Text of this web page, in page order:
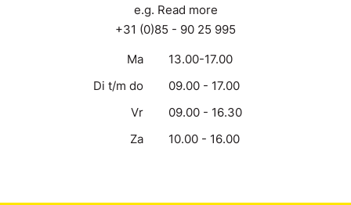
e.g. Read more
+31 (0)85 - 90 25 995
Ma
13.00-17.00
Di t/m do
09.00 - 17.00
Vr
09.00 - 16.30
Za
10.00 - 16.00